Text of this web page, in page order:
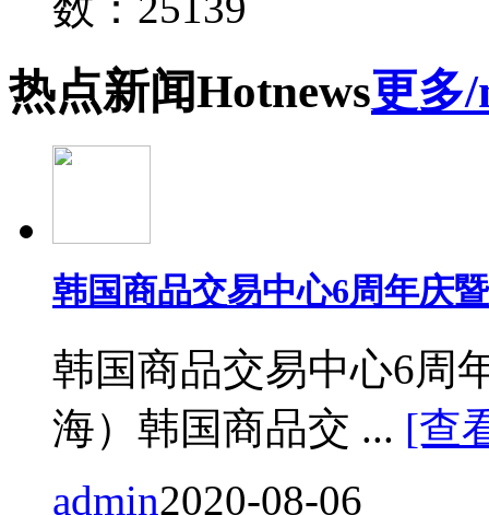
热点新闻Hotnews更多
韩国商品交易中心6周年庆
韩国商品交易中心6周
海）韩国商品交 ... [查
admin2020-08-06